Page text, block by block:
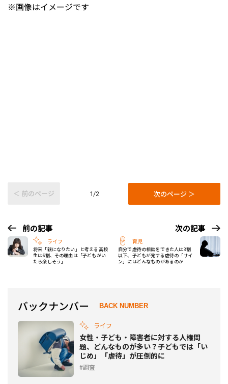
※画像はイメージです
＜ 前のページ 1/2 次のページ ＞
前の記事
ライフ
将来「親になりたい」と考える高校
生は6割、その理由は「子どもがい
たら楽しそう」
次の記事
育児
自分で虐待の相談をできた人は3割
以下、子どもが発する虐待の「サイ
ン」にはどんなものがあるのか
バックナンバー BACK NUMBER
ライフ
女性・子ども・障害者に対する人権問
題、どんなものが多い？子どもでは「い
じめ」「虐待」が圧倒的に
調査